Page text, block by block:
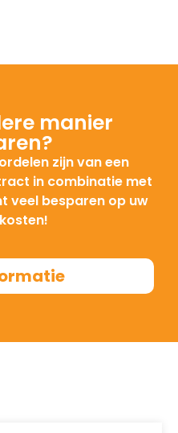
95%
bereik 90 ~ 108 V
omvormer.
manier
zijn van een
in combinatie met
veel besparen op uw